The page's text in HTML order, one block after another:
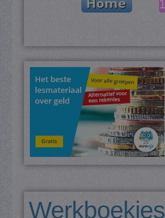
Werkboekjes